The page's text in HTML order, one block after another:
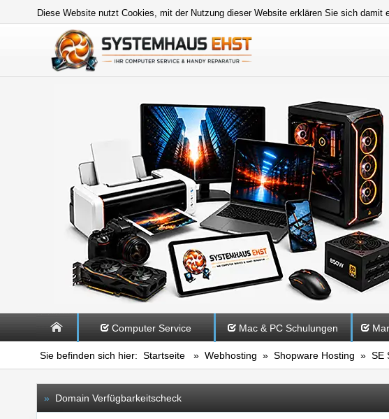
Diese Website nutzt Cookies, mit der Nutzung dieser Website erklären Sie sich damit
Computer Service Mac & PC Schulungen
Sie befinden sich hier: Startseite » Webhosting » Shopware Hosting » SE
» Domain Verfügbarkeitscheck